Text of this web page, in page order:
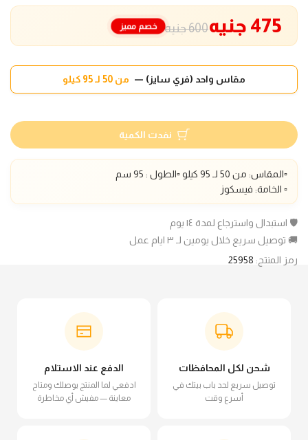
600 جنيه 475 جنيه خصم مميز
مقاس واحد (فري سايز) — من 50 لـ 95 كيلو
نفدت الكمية
▫️المقاس: من 50 لـ 95 كيلو ▫️الطول : 95 سم
▫️ الخامة: فيسكوز
🛡️ استبدال واسترجاع لمدة ١٤ يوم
🚚 توصيل سريع خلال يومين لـ ٣ ايام عمل
رمز المنتج: 25958
شحن لكل المحافظات
توصيل سريع لحد باب بيتك في
أسرع وقت
الدفع عند الاستلام
ادفعي لما المنتج يوصلك ومتاح
معاينة — مفيش أي مخاطرة